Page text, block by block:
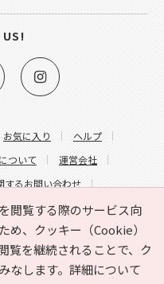
閲覧する際のサービス向
め、クッキー（Cookie）
覧を継続されることで、ク
なします。詳細について
お気に入り
ヘルプ
ついて
運営会社
するお問い合わせ
お問い合わせ
US!